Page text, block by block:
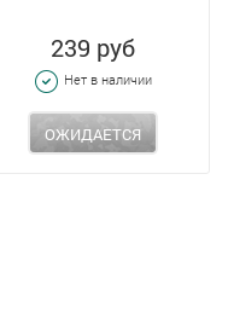
239 руб
Нет в наличии
ОЖИДАЕТСЯ